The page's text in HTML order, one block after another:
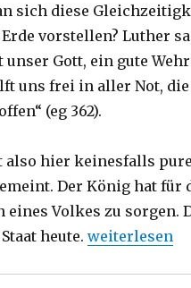
sich diese
vorstellen? Luther
unser Gott, ein gute
uns frei in aller Not,
(eg 362).
also hier keinesfalls pure
Der König hat für
eines Volkes zu sorgen.
heute.„Predigt über
weiterlesen